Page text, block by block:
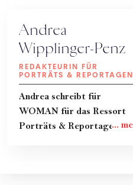
Andrea
Wipplinger-Penz
REDAKTEURIN FÜR
PORTRÄTS & REPORTAGEN
Andrea schreibt für
WOMAN für das Ressort
Porträts & Reportagen.